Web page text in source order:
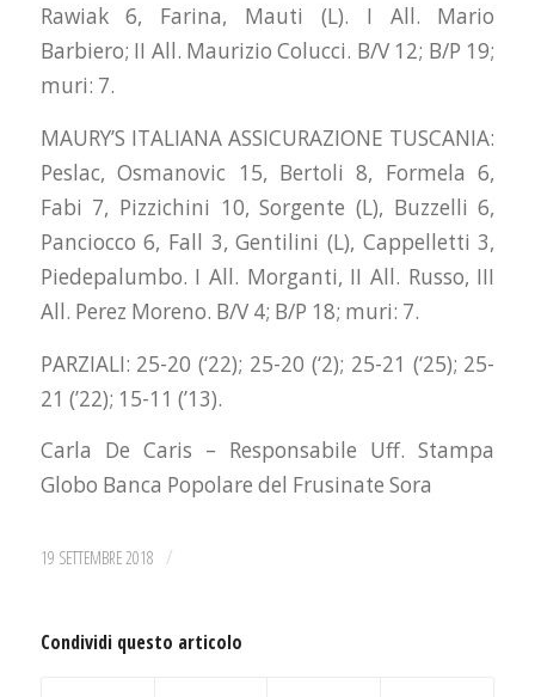
Rawiak 6, Farina, Mauti (L). I All. Mario
Barbiero; II All. Maurizio Colucci. B/V 12; B/P 19;
muri: 7.
MAURY’S ITALIANA ASSICURAZIONE TUSCANIA:
Peslac, Osmanovic 15, Bertoli 8, Formela 6,
Fabi 7, Pizzichini 10, Sorgente (L), Buzzelli 6,
Panciocco 6, Fall 3, Gentilini (L), Cappelletti 3,
Piedepalumbo. I All. Morganti, II All. Russo, III
All. Perez Moreno. B/V 4; B/P 18; muri: 7.
PARZIALI: 25-20 (‘22); 25-20 (‘2); 25-21 (‘25); 25-
21 (’22); 15-11 (’13).
Carla De Caris – Responsabile Uff. Stampa
Globo Banca Popolare del Frusinate Sora
19 SETTEMBRE 2018 /
Condividi questo articolo